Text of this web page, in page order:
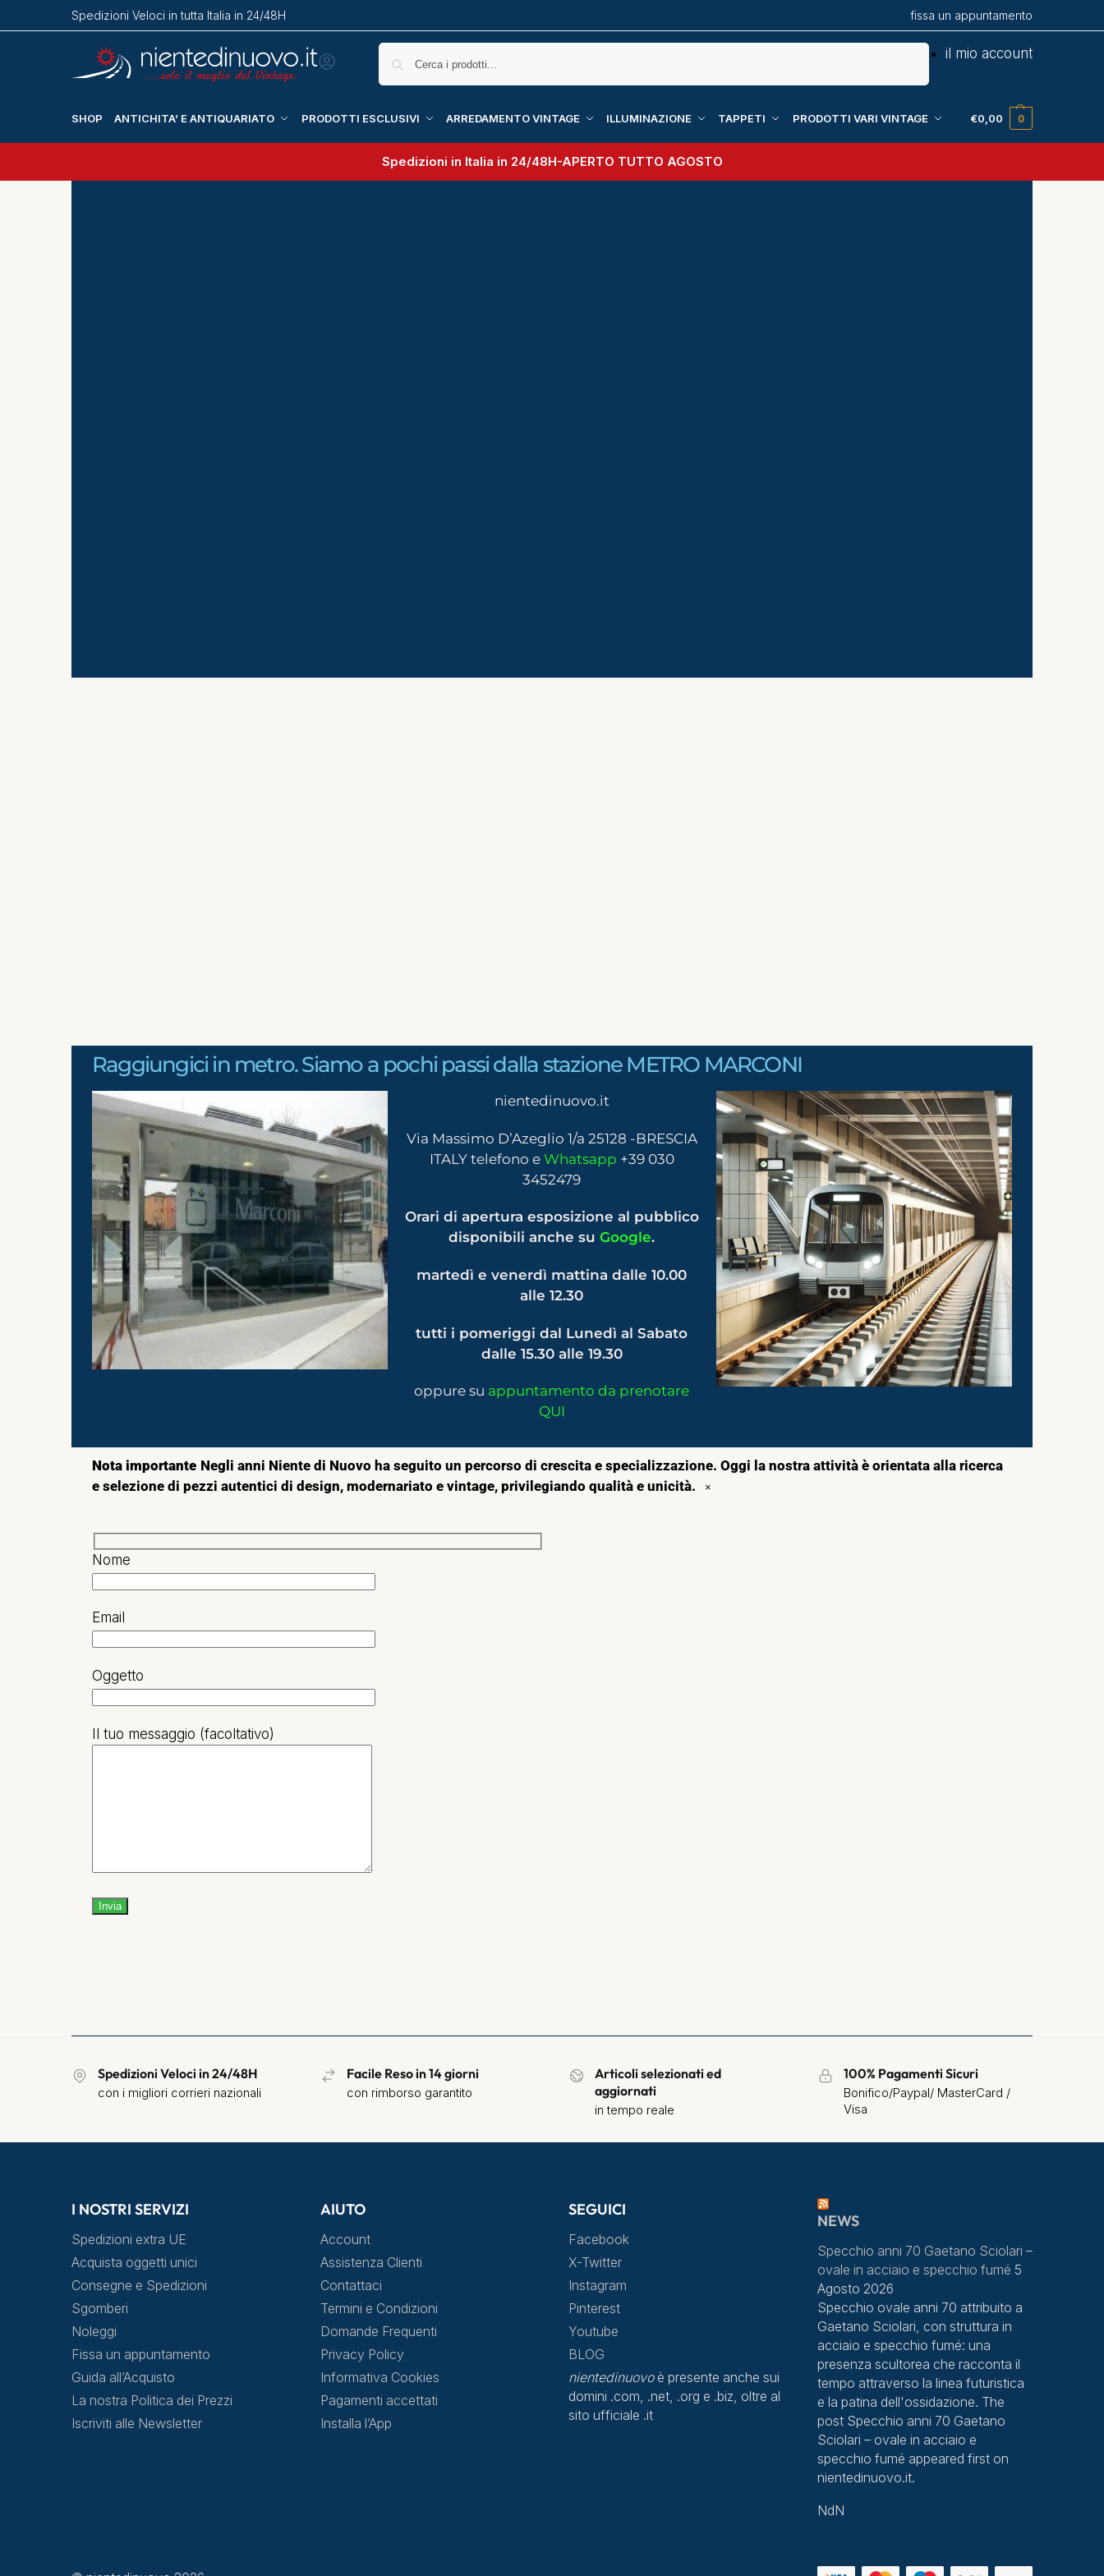
Spedizioni Veloci in tutta Italia in 24/48H fissa un appuntamento
il mio account
SHOP ANTICHITA’ E ANTIQUARIATO PRODOTTI ESCLUSIVI ARREDAMENTO VINTAGE ILLUMINAZIONE TAPPETI PRODOTTI VARI VINTAGE €0,00 0
Spedizioni in Italia in 24/48H-APERTO TUTTO AGOSTO
Raggiungici in metro. Siamo a pochi passi dalla stazione METRO MARCONI
nientedinuovo.it
Via Massimo D’Azeglio 1/a 25128 -BRESCIA
ITALY telefono e Whatsapp +39 030
3452479
Orari di apertura esposizione al pubblico
disponibili anche suGoogle.
martedì e venerdì mattina dalle 10.00
alle 12.30
tutti i pomeriggi dal Lunedì al Sabato
dalle 15.30 alle 19.30
oppure su appuntamento da prenotare
QUI
Nota importante Negli anni Niente di Nuovo ha seguito un percorso di crescita e specializzazione. Oggi la nostra attività è orientata alla ricerca
e selezione di pezzi autentici di design, modernariato e vintage, privilegiando qualità e unicità.
×
Nome
Email
Oggetto
Il tuo messaggio (facoltativo)
Si prega di lasciare vuoto questo campo.
Spedizioni Veloci in 24/48H
con i migliori corrieri nazionali
Facile Reso in 14 giorni
con rimborso garantito
Articoli selezionati ed
aggiornati
in tempo reale
100% Pagamenti Sicuri
Bonifico/Paypal/ MasterCard /
Visa
I NOSTRI SERVIZI
Spedizioni extra UE
Acquista oggetti unici
Consegne e Spedizioni
Sgomberi
Noleggi
Fissa un appuntamento
Guida all’Acquisto
La nostra Politica dei Prezzi
Iscriviti alle Newsletter
AIUTO
Account
Assistenza Clienti
Contattaci
Termini e Condizioni
Domande Frequenti
Privacy Policy
Informativa Cookies
Pagamenti accettati
Installa l’App
SEGUICI
Facebook
X-Twitter
Instagram
Pinterest
Youtube
BLOG
nientedinuovoè presente anche sui
domini .com, .net, .org e .biz, oltre al
sito ufficiale .it
NEWS
Specchio anni 70 Gaetano Sciolari –
ovale in acciaio e specchio fumé 5
Agosto 2026
Specchio ovale anni 70 attribuito a
Gaetano Sciolari, con struttura in
acciaio e specchio fumé: una
presenza scultorea che racconta il
tempo attraverso la linea futuristica
e la patina dell'ossidazione. The
post Specchio anni 70 Gaetano
Sciolari – ovale in acciaio e
specchio fumé appeared first on
nientedinuovo.it.
NdN